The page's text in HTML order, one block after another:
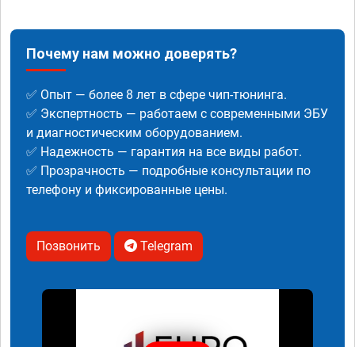
Почему нам можно доверять?
✅ Опыт — более 8 лет в сфере чип-тюнинга.
✅ Экспертность — работаем с современными ЭБУ
и диагностическим оборудованием.
✅ Надежность — гарантия на все виды работ.
✅ Прозрачность — подробные консультации по
телефону и фиксированные цены.
Позвонить Telegram